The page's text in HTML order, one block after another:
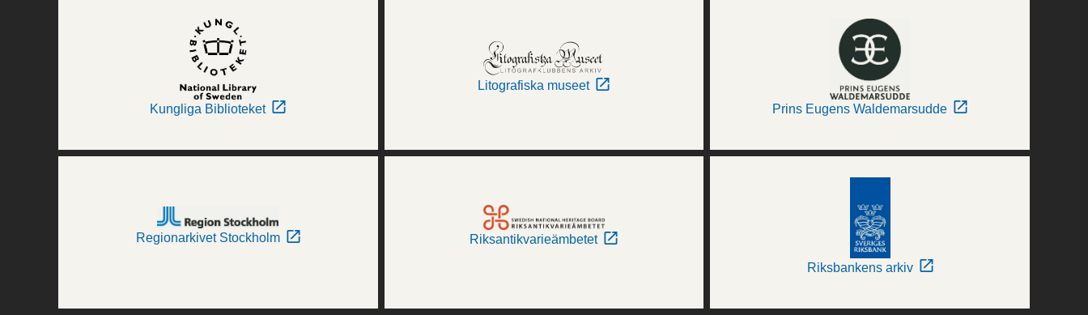
Kungliga Biblioteket
Litografiska museet
Prins Eugens Waldemarsudde
Regionarkivet Stockholm Riksantikvarieämbetet
Riksbankens arkiv